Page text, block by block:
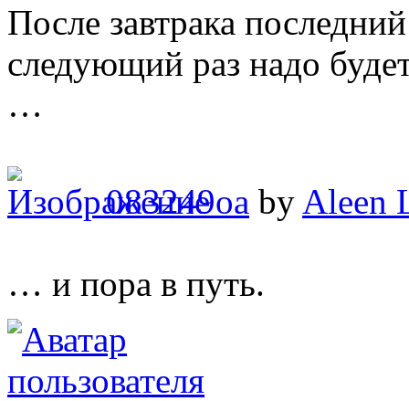
После завтрака
следующий раз надо
…
083249oa by Aleen
… и пора в путь.